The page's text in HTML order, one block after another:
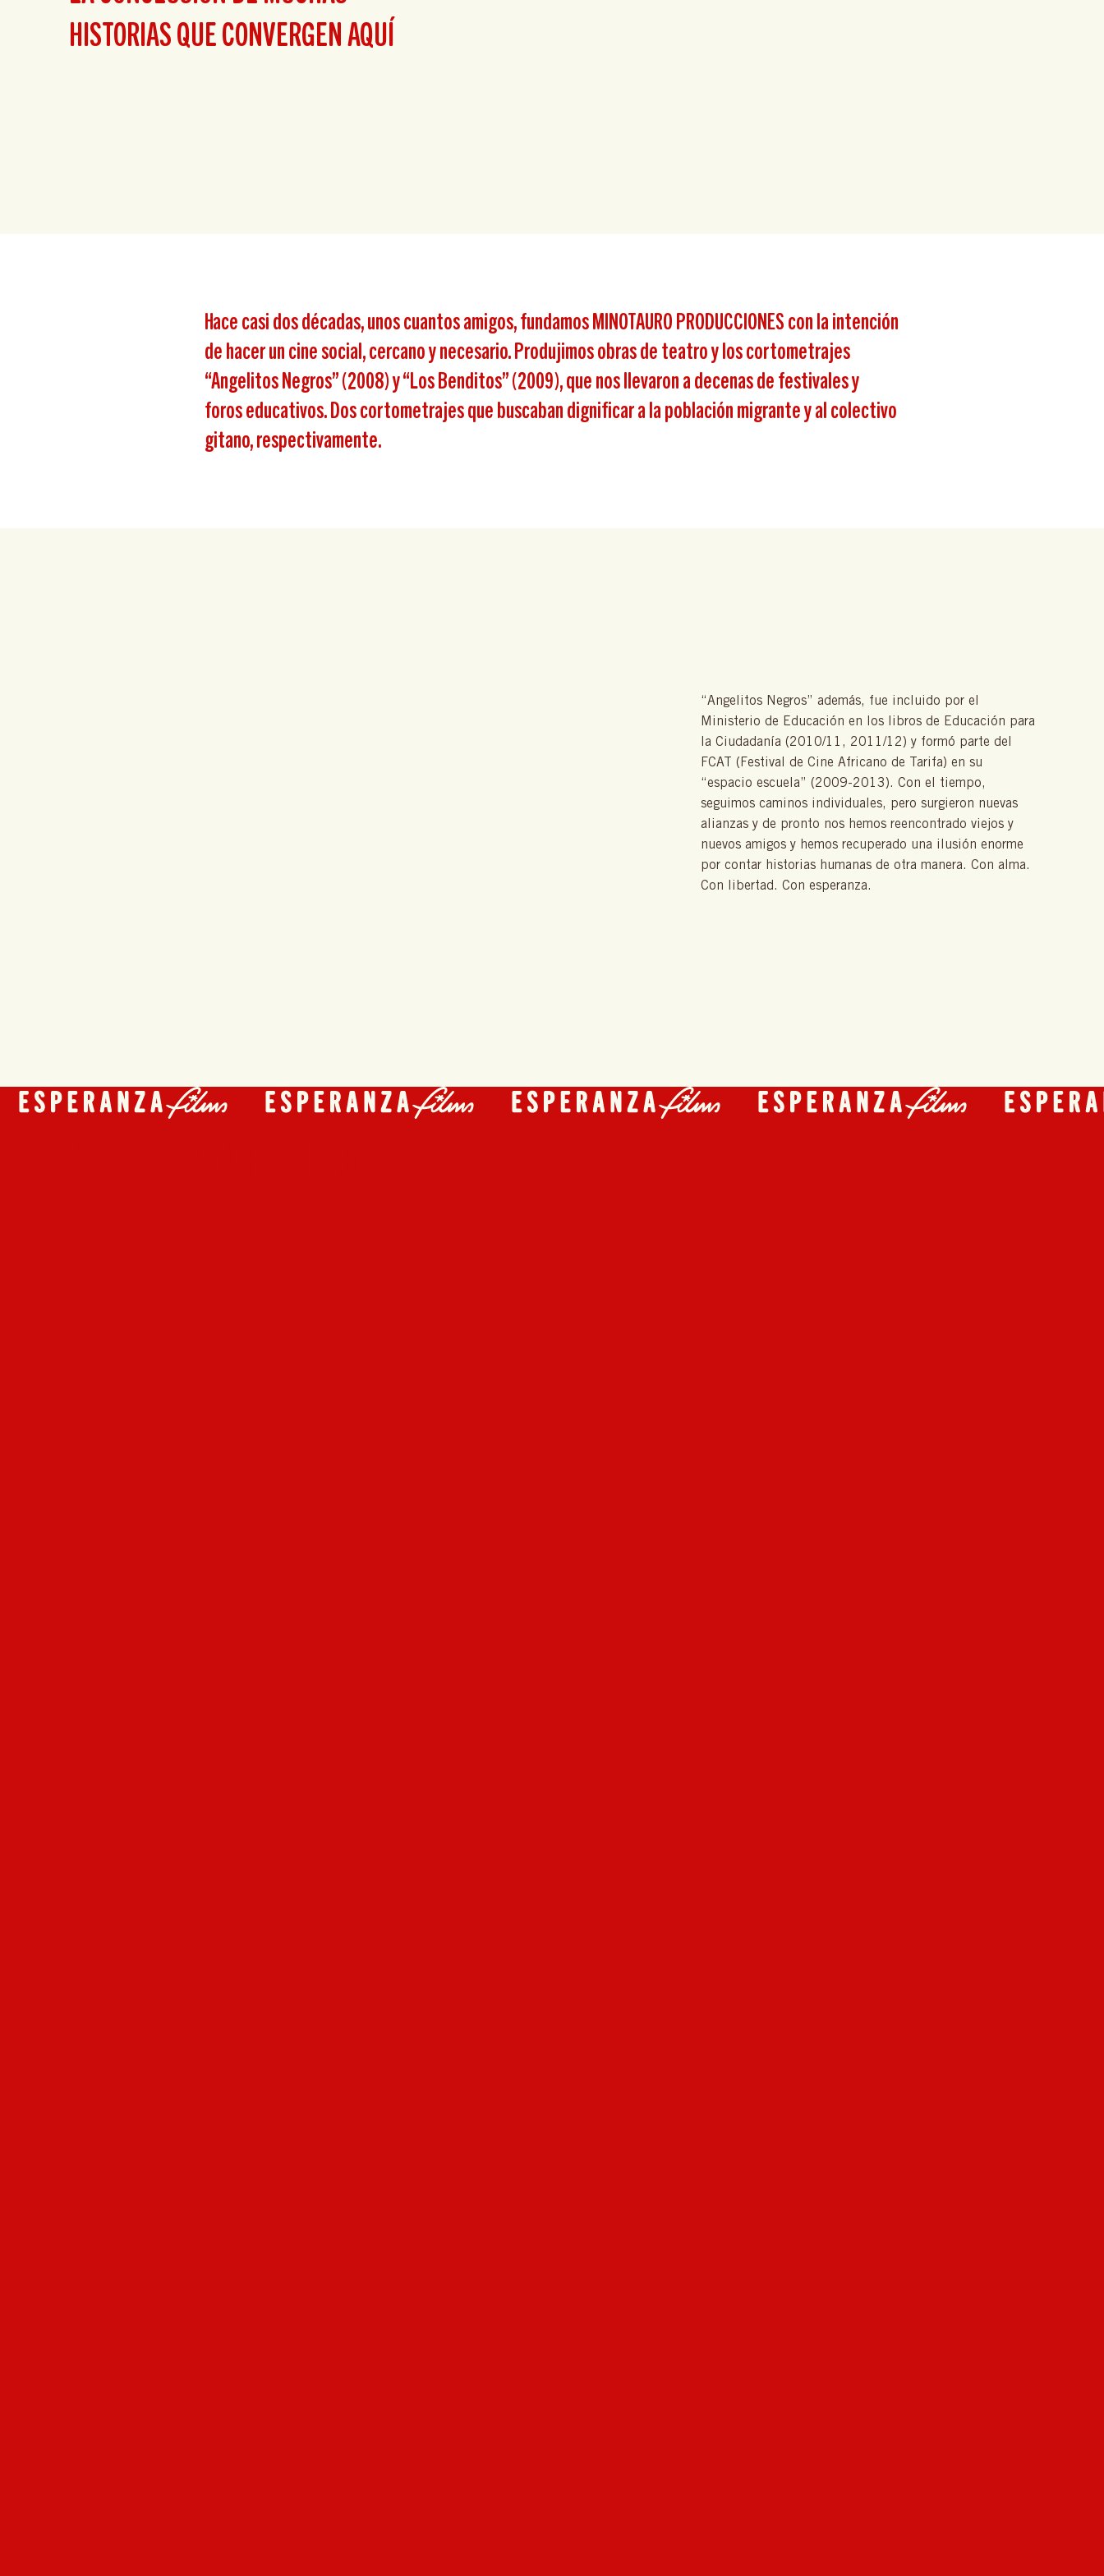
HISTORIAS QUE CONVERGEN AQUÍ
Hace casi dos décadas, unos cuantos amigos, fundamos MINOTAURO PRODUCCIONES con la intención
de hacer un cine social, cercano y necesario. Produjimos obras de teatro y los cortometrajes
“Angelitos Negros” (2008) y “Los Benditos” (2009), que nos llevaron a decenas de festivales y
foros educativos. Dos cortometrajes que buscaban dignificar a la población migrante y al colectivo
gitano, respectivamente.
“Angelitos Negros” además, fue incluido por el
Ministerio de Educación en los libros de Educación para
la Ciudadanía (2010/11, 2011/12) y formó parte del
FCAT (Festival de Cine Africano de Tarifa) en su
“espacio escuela” (2009-2013). Con el tiempo,
seguimos caminos individuales, pero surgieron nuevas
alianzas y de pronto nos hemos reencontrado viejos y
nuevos amigos y hemos recuperado una ilusión enorme
por contar historias humanas de otra manera. Con alma.
Con libertad. Con esperanza.